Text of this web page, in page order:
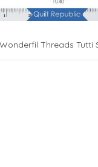
Wonderfil Threads Tutti